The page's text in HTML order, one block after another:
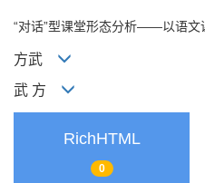
“对话”型课堂形态分析——以语文
方武
武 方
RichHTML
0